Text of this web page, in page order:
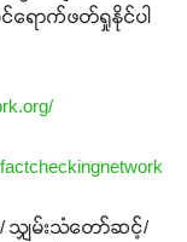
ရောက်ဖတ်ရှုနိုင်ပါ
/ သျှမ်းသံတော်ဆင့်/